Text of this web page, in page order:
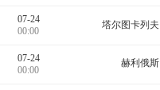
07-24
00:00
塔尔图卡列夫
07-24
00:00
赫利俄斯